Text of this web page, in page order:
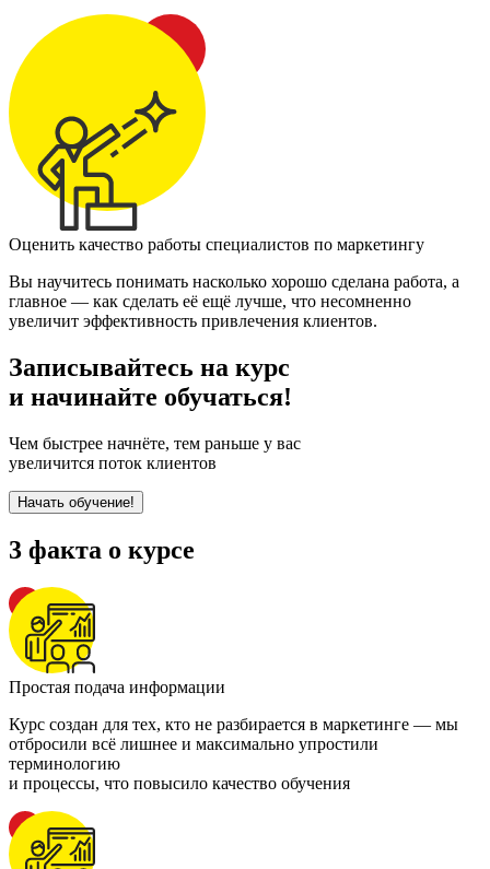
Оценить качество работы специалистов по маркетингу
Вы научитесь понимать насколько хорошо сделана работа, а
главное — как сделать её ещё лучше, что несомненно
увеличит эффективность привлечения клиентов.
Записывайтесь на курс
и начинайте обучаться!
Чем быстрее начнёте, тем раньше у вас
увеличится поток клиентов
Начать обучение!
3 факта о курсе
Простая подача информации
Курс создан для тех, кто не разбирается в маркетинге — мы
отбросили всё лишнее и максимально упростили
терминологию
и процессы, что повысило качество обучения